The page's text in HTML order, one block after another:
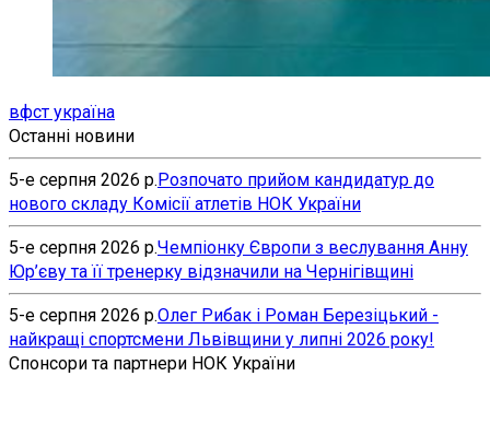
вфст україна
Останні новини
5-е серпня 2026 р.Розпочато прийом кандидатур до
нового складу Комісії атлетів НОК України
5-е серпня 2026 р.Чемпіонку Європи з веслування Анну
Юр’єву та її тренерку відзначили на Чернігівщині
5-е серпня 2026 р.Олег Рибак і Роман Березіцький -
найкращі спортсмени Львівщини у липні 2026 року!
Спонсори та партнери НОК України